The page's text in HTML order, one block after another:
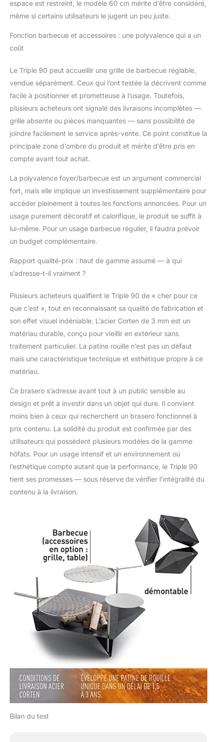
espace est restreint, le modèle 60 cm mérite d’être considéré,
même si certains utilisateurs le jugent un peu juste.
Fonction barbecue et accessoires : une polyvalence qui a un
coût
Le Triple 90 peut accueillir une grille de barbecue réglable,
vendue séparément. Ceux qui l’ont testée la décrivent comme
facile à positionner et prometteuse à l’usage. Toutefois,
plusieurs acheteurs ont signalé des livraisons incomplètes —
grille absente ou pièces manquantes — sans possibilité de
joindre facilement le service après-vente. Ce point constitue la
principale zone d’ombre du produit et mérite d’être pris en
compte avant tout achat.
La polyvalence foyer/barbecue est un argument commercial
fort, mais elle implique un investissement supplémentaire pour
accéder pleinement à toutes les fonctions annoncées. Pour un
usage purement décoratif et calorifique, le produit se suffit à
lui-même. Pour un usage barbecue régulier, il faudra prévoir
un budget complémentaire.
Rapport qualité-prix : haut de gamme assumé — à qui
s’adresse-t-il vraiment ?
Plusieurs acheteurs qualifient le Triple 90 de « cher pour ce
que c’est », tout en reconnaissant sa qualité de fabrication et
son effet visuel indéniable. L’acier Corten de 3 mm est un
matériau durable, conçu pour vieillir en extérieur sans
traitement particulier. La patine rouille n’est pas un défaut
mais une caractéristique technique et esthétique propre à ce
matériau.
Ce brasero s’adresse avant tout à un public sensible au
design et prêt à investir dans un objet qui dure. Il convient
moins bien à ceux qui recherchent un brasero fonctionnel à
prix contenu. La solidité du produit est confirmée par des
utilisateurs qui possèdent plusieurs modèles de la gamme
höfats. Pour un usage intensif et un environnement où
l’esthétique compte autant que la performance, le Triple 90
tient ses promesses — sous réserve de vérifier l’intégralité du
contenu à la livraison.
Bilan du test